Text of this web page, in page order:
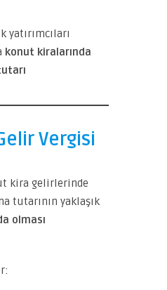
yatırımcıları
konut kiralarında
Vergisi
kira gelirlerinde
tutarının yaklaşık
olması